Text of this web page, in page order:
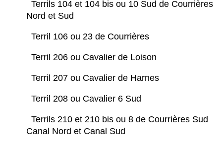
Terrils 104 et 104 bis ou 10 Sud de Courrières
Nord et Sud
Terril 106 ou 23 de Courrières
Terril 206 ou Cavalier de Loison
Terril 207 ou Cavalier de Harnes
Terril 208 ou Cavalier 6 Sud
Terrils 210 et 210 bis ou 8 de Courrières Sud
Canal Nord et Canal Sud